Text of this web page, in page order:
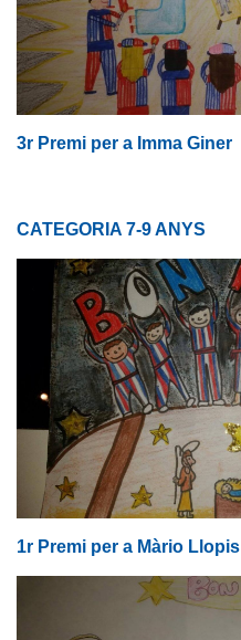
3r Premi per a Imma Giner
CATEGORIA 7-9 ANYS
1r Premi per a Màrio Llopis